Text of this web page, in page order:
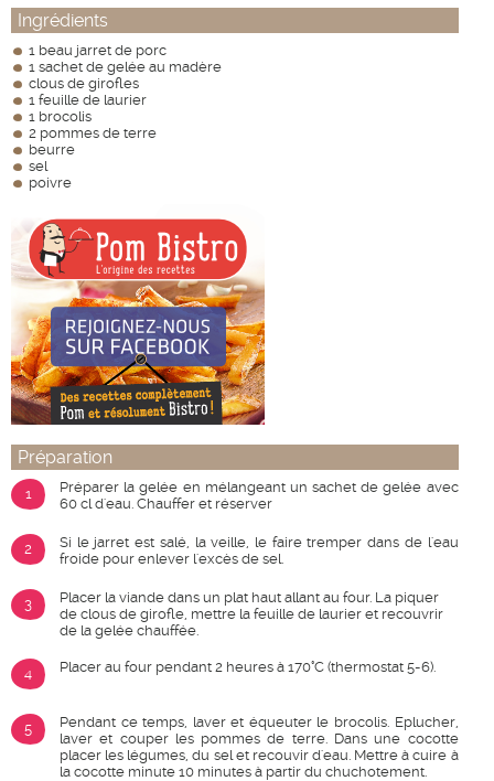
Ingrédients
1 beau jarret de porc
1 sachet de gelée au madère
clous de girofles
1 feuille de laurier
1 brocolis
2 pommes de terre
beurre
sel
poivre
Préparation
1
Préparer la gelée en mélangeant un sachet de gelée avec
60 cl d'eau. Chauffer et réserver
2
Si le jarret est salé, la veille, le faire tremper dans de l'eau
froide pour enlever l'excès de sel.
3
Placer la viande dans un plat haut allant au four. La piquer
de clous de girofle, mettre la feuille de laurier et recouvrir
de la gelée chauffée.
4 Placer au four pendant 2 heures à 170°C (thermostat 5-6).
5
Pendant ce temps, laver et équeuter le brocolis. Eplucher,
laver et couper les pommes de terre. Dans une cocotte
placer les légumes, du sel et recouvir d'eau. Mettre à cuire à
la cocotte minute 10 minutes à partir du chuchotement.